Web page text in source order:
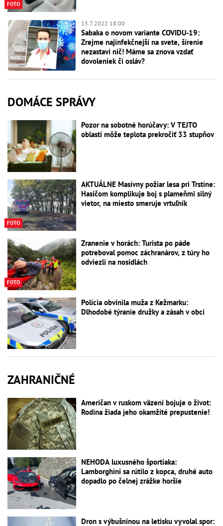
FOTO
15.7.2022 18:00
Sabaka o novom variante COVIDU-19:
Zrejme najinfekčnejší na svete, šírenie
nezastaví nič! Máme sa znova vzdať
dovoleniek či osláv?
DOMÁCE SPRÁVY
Pozor na sobotné horúčavy: V TEJTO
oblasti môže teplota prekročiť 33 stupňov
FOTO
AKTUÁLNE Masívny požiar lesa pri Trstíne:
Hasičom komplikuje boj s plameňmi silný
vietor, na miesto smeruje vrtuľník
FOTO
Zranenie v horách: Turista po páde
potreboval pomoc záchranárov, z túry ho
odviezli na nosidlách
Polícia obvinila muža z Kežmarku:
Dlhodobé týranie družky a zásah v obci
ZAHRANIČNÉ
Američan v ruskom väzení bojuje o život:
Rodina žiada jeho okamžité prepustenie!
NEHODA luxusného športiaka:
Lamborghini sa rútilo z kopca, druhé auto
dopadlo po čelnej zrážke horšie
Dron s výbušninou na letisku vyvolal spor: